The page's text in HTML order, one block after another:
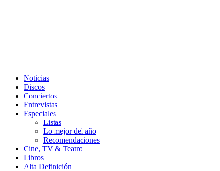
Noticias
Discos
Conciertos
Entrevistas
Especiales
Listas
Lo mejor del año
Recomendaciones
Cine, TV & Teatro
Libros
Alta Definición